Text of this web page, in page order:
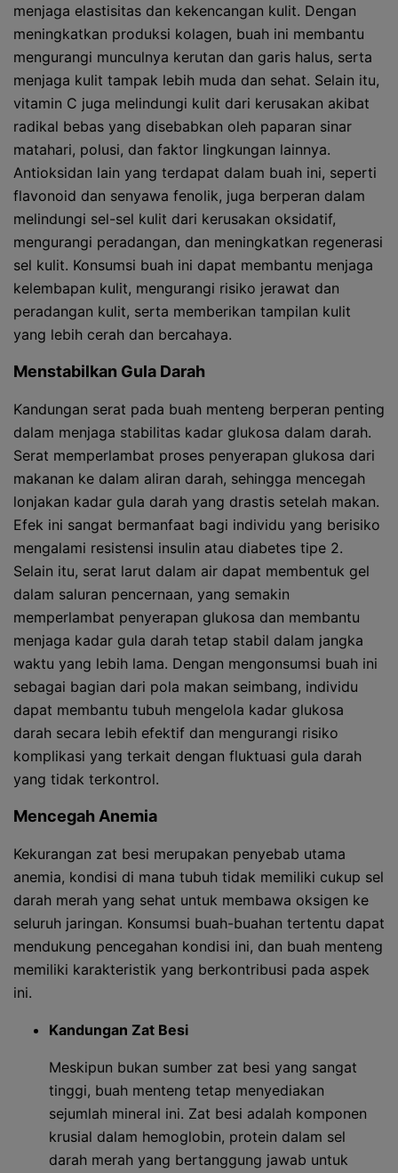
menjaga elastisitas dan kekencangan kulit. Dengan
meningkatkan produksi kolagen, buah ini membantu
mengurangi munculnya kerutan dan garis halus, serta
menjaga kulit tampak lebih muda dan sehat. Selain itu,
vitamin C juga melindungi kulit dari kerusakan akibat
radikal bebas yang disebabkan oleh paparan sinar
matahari, polusi, dan faktor lingkungan lainnya.
Antioksidan lain yang terdapat dalam buah ini, seperti
flavonoid dan senyawa fenolik, juga berperan dalam
melindungi sel-sel kulit dari kerusakan oksidatif,
mengurangi peradangan, dan meningkatkan regenerasi
sel kulit. Konsumsi buah ini dapat membantu menjaga
kelembapan kulit, mengurangi risiko jerawat dan
peradangan kulit, serta memberikan tampilan kulit
yang lebih cerah dan bercahaya.
Menstabilkan Gula Darah
Kandungan serat pada buah menteng berperan penting
dalam menjaga stabilitas kadar glukosa dalam darah.
Serat memperlambat proses penyerapan glukosa dari
makanan ke dalam aliran darah, sehingga mencegah
lonjakan kadar gula darah yang drastis setelah makan.
Efek ini sangat bermanfaat bagi individu yang berisiko
mengalami resistensi insulin atau diabetes tipe 2.
Selain itu, serat larut dalam air dapat membentuk gel
dalam saluran pencernaan, yang semakin
memperlambat penyerapan glukosa dan membantu
menjaga kadar gula darah tetap stabil dalam jangka
waktu yang lebih lama. Dengan mengonsumsi buah ini
sebagai bagian dari pola makan seimbang, individu
dapat membantu tubuh mengelola kadar glukosa
darah secara lebih efektif dan mengurangi risiko
komplikasi yang terkait dengan fluktuasi gula darah
yang tidak terkontrol.
Mencegah Anemia
Kekurangan zat besi merupakan penyebab utama
anemia, kondisi di mana tubuh tidak memiliki cukup sel
darah merah yang sehat untuk membawa oksigen ke
seluruh jaringan. Konsumsi buah-buahan tertentu dapat
mendukung pencegahan kondisi ini, dan buah menteng
memiliki karakteristik yang berkontribusi pada aspek
ini.
Kandungan Zat Besi
Meskipun bukan sumber zat besi yang sangat
tinggi, buah menteng tetap menyediakan
sejumlah mineral ini. Zat besi adalah komponen
krusial dalam hemoglobin, protein dalam sel
darah merah yang bertanggung jawab untuk